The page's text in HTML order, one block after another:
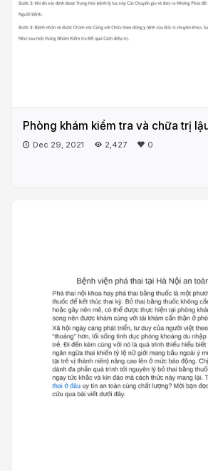
Phòng khám kiểm tra và chữa trị
Dec 29, 2021 2,427 0